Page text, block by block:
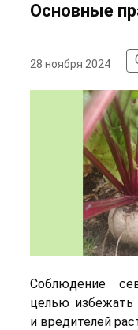
Основные
28 ноября 2024
Соблюдение
целью избежать
и вредителей